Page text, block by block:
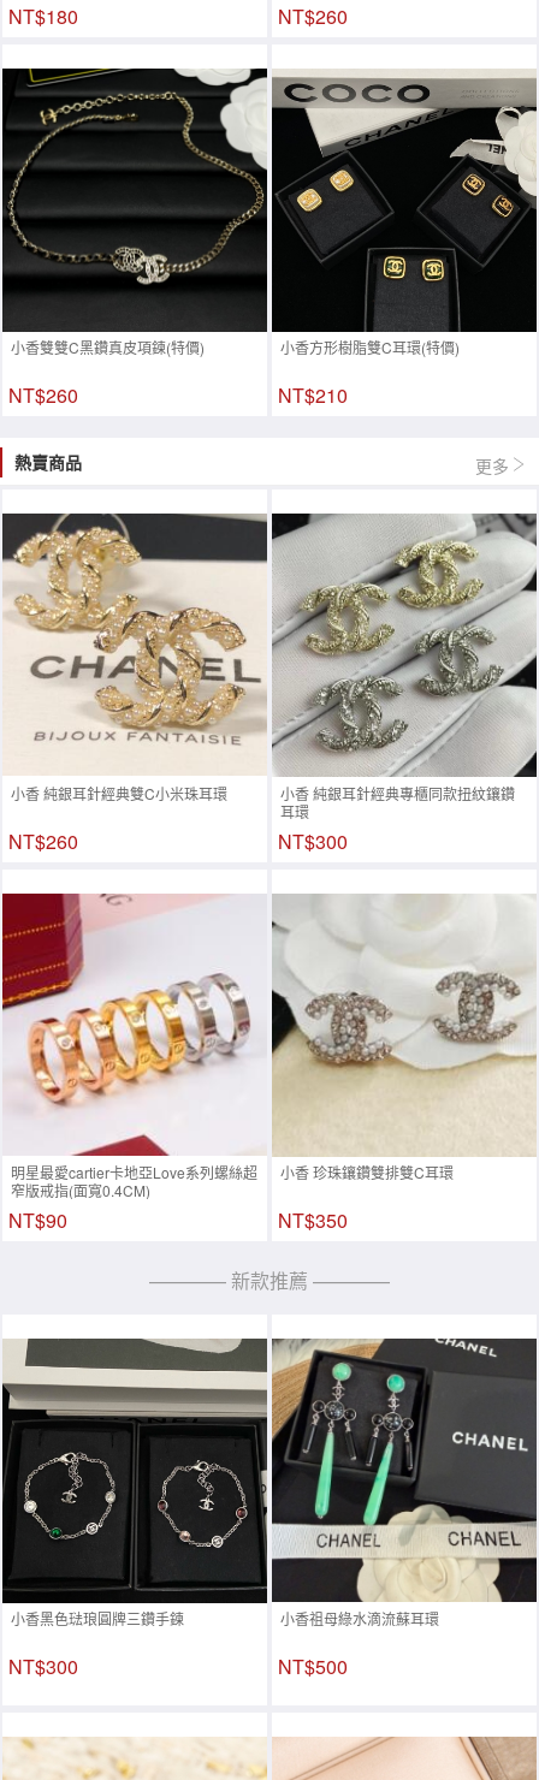
NT$180 NT$260
小香雙雙C黑鑽真皮項鍊(特價)
NT$260
小香方形樹脂雙C耳環(特價)
NT$210
熱賣商品 更多
小香 純銀耳針經典雙C小米珠耳環
NT$260
小香 純銀耳針經典專櫃同款扭紋鑲鑽
耳環
NT$300
明星最愛cartier卡地亞Love系列螺絲超
窄版戒指(面寬0.4CM)
NT$90
小香 珍珠鑲鑽雙排雙C耳環
NT$350
———— 新款推薦 ————
小香黑色琺琅圓牌三鑽手鍊
NT$300
小香祖母綠水滴流蘇耳環
NT$500